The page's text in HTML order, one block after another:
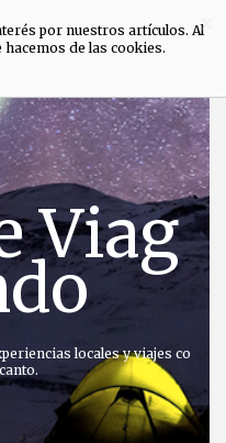
Viag
locales y viajes co
×
por nuestros artículos. Al
de las cookies.